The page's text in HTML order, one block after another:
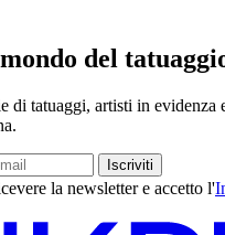
del
di tatuaggi, artisti in evidenza
Iscriviti
la newsletter e accetto l'